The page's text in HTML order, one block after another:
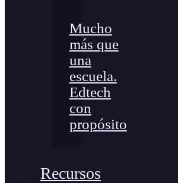
Mucho
más que
una
escuela.
Edtech
con
propósito
Recursos